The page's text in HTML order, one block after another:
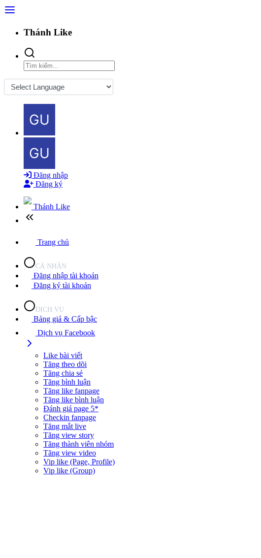
Thánh Like
Powered by
Đăng nhập
Đăng ký
Thánh Like
Trang chủ
CÁ NHÂN
Đăng nhập tài khoản
Đăng ký tài khoản
DỊCH VỤ
Bảng giá & Cấp bậc
Dịch vụ Facebook
Like bài viết
Tăng theo dõi
Tăng chia sẻ
Tăng bình luận
Tăng like fanpage
Tăng like bình luận
Đánh giá page 5*
Checkin fanpage
Tăng mắt live
Tăng view story
Tăng thành viên nhóm
Tăng view video
Vip like (Page, Profile)
Vip like (Group)